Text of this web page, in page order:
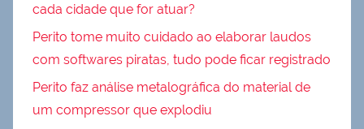
cada cidade que for atuar?
Perito tome muito cuidado ao elaborar laudos
com softwares piratas, tudo pode ficar registrado
Perito faz análise metalográfica do material de
um compressor que explodiu